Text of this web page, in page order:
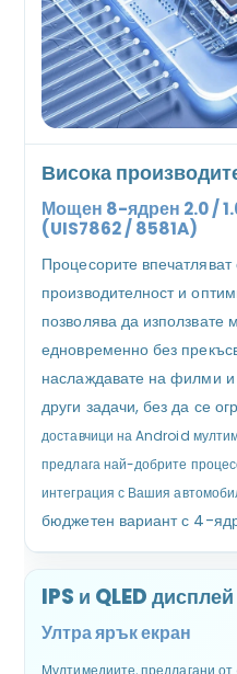
Висока
Мощен 8-ядрен 2.0 /
(UIS7862 / 8581A)
Процесорите впечатляват
производителност и
позволява да използвате
едновременно без
наслаждавате на филми и
други задачи, без да се
доставчици на Android
предлага най-добрите
интеграция с Вашия
бюджетен вариант с 4-
IPS и QLED дисплей
Ултра ярък екран
Мултимедиите, предлагани